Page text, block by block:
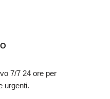
7/7 24 ore per
urgenti.